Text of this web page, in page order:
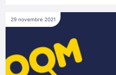
29 novembre 2021